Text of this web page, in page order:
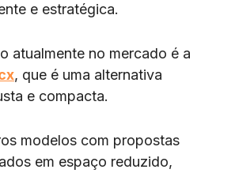
e estratégica.
atualmente no mercado é a
, que é uma alternativa
e compacta.
modelos com propostas
em espaço reduzido,